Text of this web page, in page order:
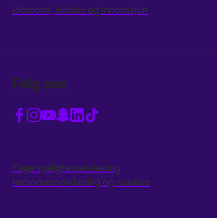
Økonomi, ledelse og innovasjon
Følg oss
Tilgjengelighetserklæring
Personvernerklæring og cookies